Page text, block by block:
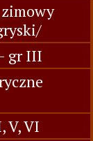
gr III
V, VI